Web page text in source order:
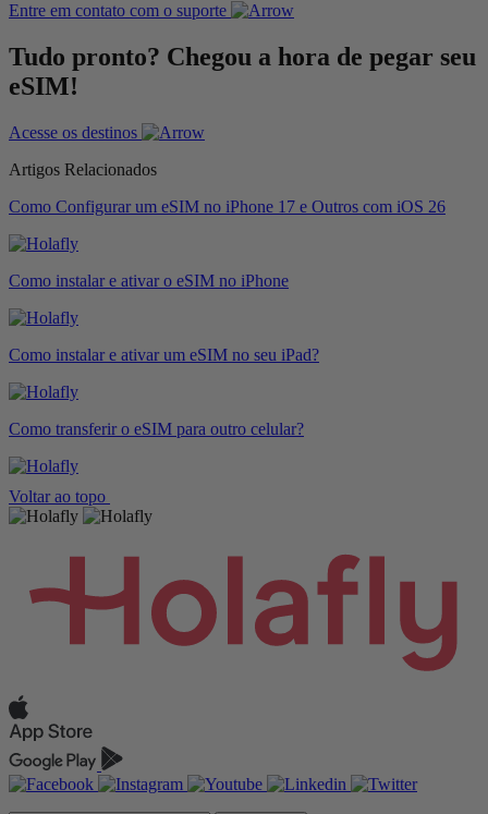
Entre em contato com o suporte
Tudo pronto? Chegou a hora de pegar seu
eSIM!
Acesse os destinos
Artigos Relacionados
Como Configurar um eSIM no iPhone 17 e Outros com iOS 26
Como instalar e ativar o eSIM no iPhone
Como instalar e ativar um eSIM no seu iPad?
Como transferir o eSIM para outro celular?
Voltar ao topo